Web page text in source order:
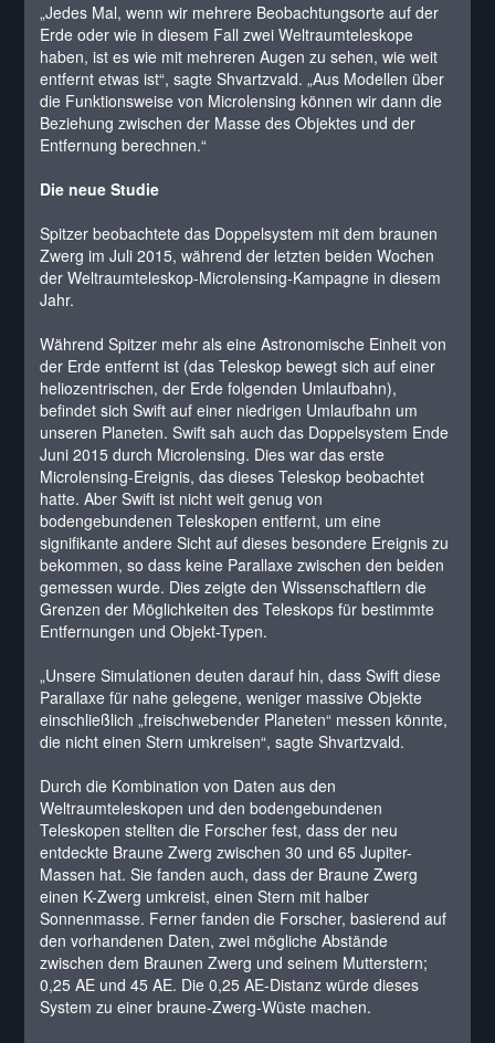
„Jedes Mal, wenn wir mehrere Beobachtungsorte auf der
Erde oder wie in diesem Fall zwei Weltraumteleskope
haben, ist es wie mit mehreren Augen zu sehen, wie weit
entfernt etwas ist“, sagte Shvartzvald. „Aus Modellen über
die Funktionsweise von Microlensing können wir dann die
Beziehung zwischen der Masse des Objektes und der
Entfernung berechnen.“
Die neue Studie
Spitzer beobachtete das Doppelsystem mit dem braunen
Zwerg im Juli 2015, während der letzten beiden Wochen
der Weltraumteleskop-Microlensing-Kampagne in diesem
Jahr.
Während Spitzer mehr als eine Astronomische Einheit von
der Erde entfernt ist (das Teleskop bewegt sich auf einer
heliozentrischen, der Erde folgenden Umlaufbahn),
befindet sich Swift auf einer niedrigen Umlaufbahn um
unseren Planeten. Swift sah auch das Doppelsystem Ende
Juni 2015 durch Microlensing. Dies war das erste
Microlensing-Ereignis, das dieses Teleskop beobachtet
hatte. Aber Swift ist nicht weit genug von
bodengebundenen Teleskopen entfernt, um eine
signifikante andere Sicht auf dieses besondere Ereignis zu
bekommen, so dass keine Parallaxe zwischen den beiden
gemessen wurde. Dies zeigte den Wissenschaftlern die
Grenzen der Möglichkeiten des Teleskops für bestimmte
Entfernungen und Objekt-Typen.
„Unsere Simulationen deuten darauf hin, dass Swift diese
Parallaxe für nahe gelegene, weniger massive Objekte
einschließlich „freischwebender Planeten“ messen könnte,
die nicht einen Stern umkreisen“, sagte Shvartzvald.
Durch die Kombination von Daten aus den
Weltraumteleskopen und den bodengebundenen
Teleskopen stellten die Forscher fest, dass der neu
entdeckte Braune Zwerg zwischen 30 und 65 Jupiter-
Massen hat. Sie fanden auch, dass der Braune Zwerg
einen K-Zwerg umkreist, einen Stern mit halber
Sonnenmasse. Ferner fanden die Forscher, basierend auf
den vorhandenen Daten, zwei mögliche Abstände
zwischen dem Braunen Zwerg und seinem Mutterstern;
0,25 AE und 45 AE. Die 0,25 AE-Distanz würde dieses
System zu einer braune-Zwerg-Wüste machen.